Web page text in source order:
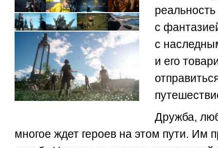
реальность
с
с
и его
Дружба,
многое ждет героев на этом пути. Им